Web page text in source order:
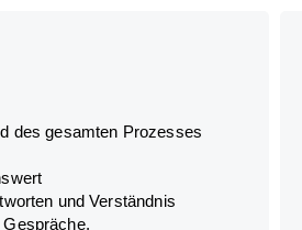
des gesamten Prozesses
und Verständnis